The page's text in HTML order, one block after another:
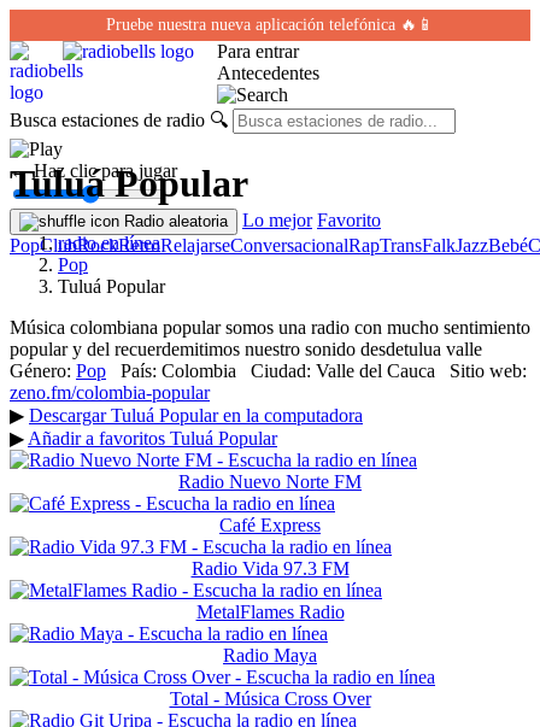
Pruebe nuestra nueva aplicación telefónica 🔥📱
Para entrar
Antecedentes
Busca estaciones de radio 🔍
← Haz clic para jugar
Radio aleatoria Lo mejor Favorito
PopClubRockRetroRelajarseConversacionalRapTransFalkJazzBebé
Tuluá Popular
radio en línea
Pop
Tuluá Popular
Música colombiana popular somos una radio con mucho sentimiento
popular y del recuerdemitimos nuestro sonido desdetulua valle
Género: Pop País: Colombia Ciudad: Valle del Cauca Sitio web:
zeno.fm/colombia-popular
▶ Descargar Tuluá Popular en la computadora
▶ Añadir a favoritos Tuluá Popular
Radio Nuevo Norte FM
Café Express
Radio Vida 97.3 FM
MetalFlames Radio
Radio Maya
Total - Música Cross Over